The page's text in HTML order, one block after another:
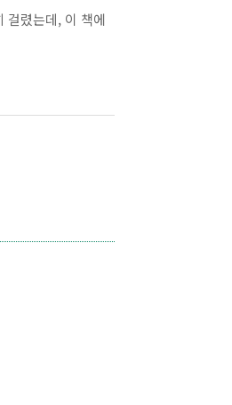
걸렸는데, 이 책에